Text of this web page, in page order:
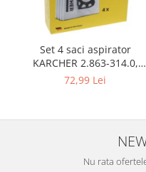
Igiena si ingrijire
Jucarii si Jocuri
Maternitate
Petshop
Accesorii animale de
Castroane si adapatori
Igiena animale de companie
Mobila si transport animale
Set 4 saci aspirator
KARCHER 2.863-314.0,
compatibil cu WD, KWD, SE
72,99 Lei
Nu rata